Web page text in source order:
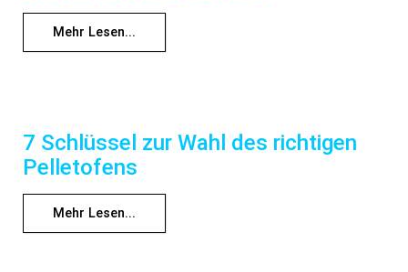
Mehr Lesen...
7 Schlüssel zur Wahl des richtigen
Pelletofens
Mehr Lesen...